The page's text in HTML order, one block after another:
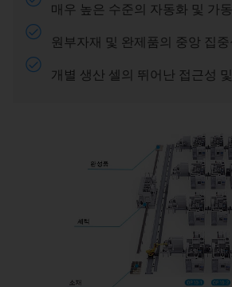
매우 높은 수준의 자동화 및 가
원부자재 및 완제품의 중앙 집
개별 생산 셀의 뛰어난 접근성